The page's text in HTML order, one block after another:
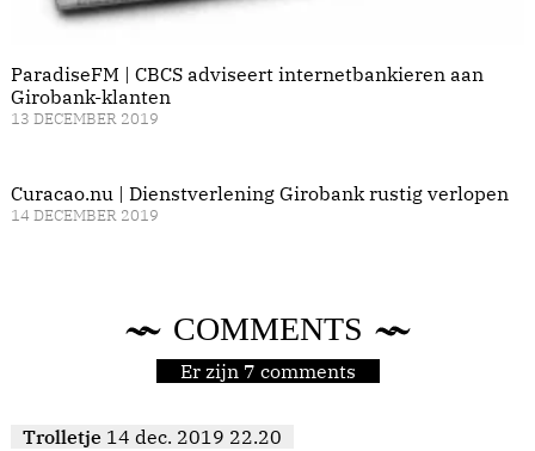
ParadiseFM | CBCS adviseert internetbankieren aan
Girobank-klanten
13 DECEMBER 2019
Curacao.nu | Dienstverlening Girobank rustig verlopen
14 DECEMBER 2019
COMMENTS
Er zijn 7 comments
Trolletje 14 dec. 2019 22.20